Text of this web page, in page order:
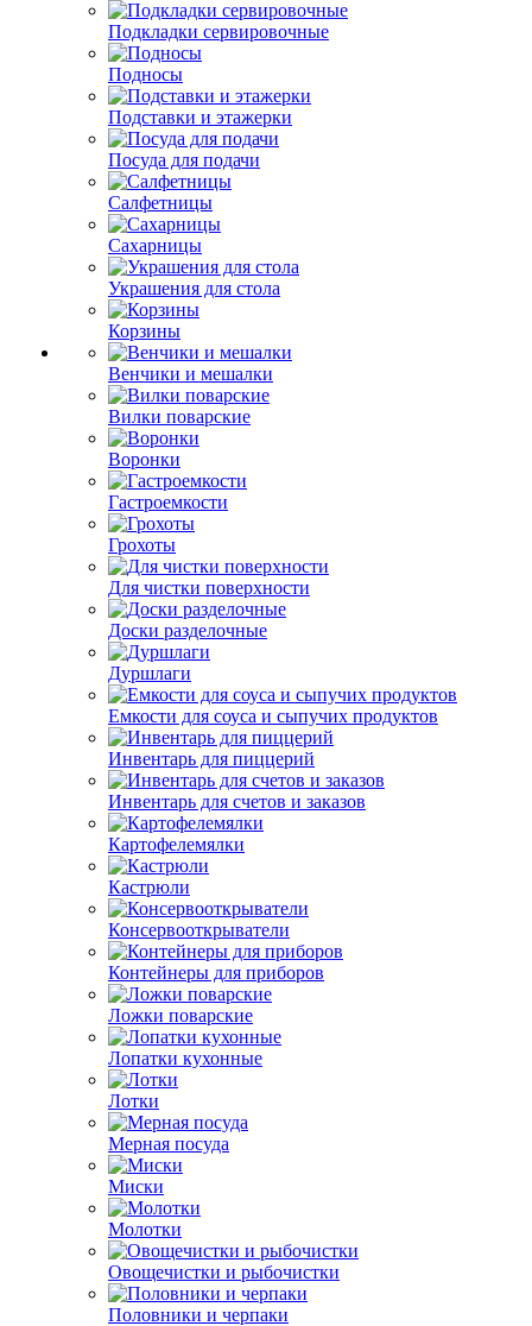
Подкладки сервировочные
Подносы
Подставки и этажерки
Посуда для подачи
Салфетницы
Сахарницы
Украшения для стола
Корзины
Венчики и мешалки
Вилки поварские
Воронки
Гастроемкости
Грохоты
Для чистки поверхности
Доски разделочные
Дуршлаги
Емкости для соуса и сыпучих продуктов
Инвентарь для пиццерий
Инвентарь для счетов и заказов
Картофелемялки
Кастрюли
Консервооткрыватели
Контейнеры для приборов
Ложки поварские
Лопатки кухонные
Лотки
Мерная посуда
Миски
Молотки
Овощечистки и рыбочистки
Половники и черпаки